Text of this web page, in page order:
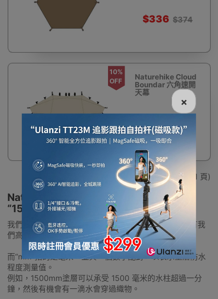
$336 $374
10%
OFF
Naturehike Cloud
Boundar 六角速開
天幕
(CNK230WS014) -
大號連結件 | 防潮防
水 | 易清潔
$291 $324
顯示 1 - 5 / 5 (共 1 頁)
×
Naturehike帳篷防水的定義是什麼？
“1500mm”又是什麼意思？
我們Naturehike 帳篷有防水層，代表著外部織物都塗有我
們高品質聚氨酯防水塗層，並且接縫都一樣是防水的。
而“mm”指的是毫米，並與一個數字配對，以表示塗層防水
程度測量值。
例如，1500mm塗層可以承受 1500 毫米的水柱超過一分
鐘，然後有機會有一滴水會穿過織物。